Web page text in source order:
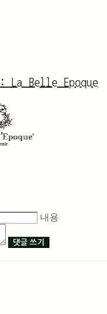
La Belle Epoque
내용
댓글 쓰기